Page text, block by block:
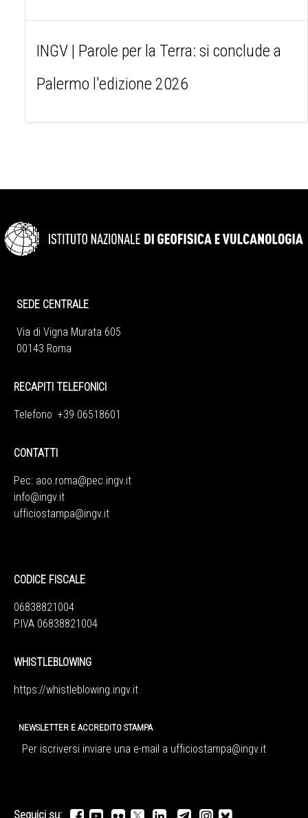
INGV | Parole per la Terra: si conclude a
Palermo l'edizione 2026
SEDE CENTRALE
Via di Vigna Murata 605
00143 Roma
RECAPITI TELEFONICI
Telefono +39 06518601
CONTATTI
Pec: aoo.roma@pec.ingv.it
info@ingv.it
ufficiostampa@ingv.it
CODICE FISCALE
06838821004
P.IVA 06838821004
WHISTLEBLOWING
https://whistleblowing.ingv.it
NEWSLETTER E ACCREDITO STAMPA
Per iscriversi inviare una e-mail a ufficiostampa@ingv.it
Seguici su: